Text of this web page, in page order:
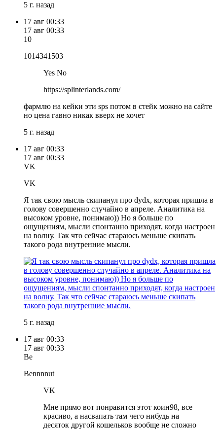
5 г. назад
17 авг 00:33
17 авг 00:33
10
1014341503
Yes No
https://splinterlands.com/
фармлю на кейки эти sps потом в стейк можно на сайте
но цена гавно никак вверх не хочет
5 г. назад
17 авг 00:33
17 авг 00:33
VK
VK
Я так свою мысль скипанул про dydx, которая пришла в
голову совершенно случайно в апреле. Аналитика на
высоком уровне, понимаю)) Но я больше по
ощущениям, мысли спонтанно приходят, когда настроен
на волну. Так что сейчас стараюсь меньше скипать
такого рода внутренние мысли.
5 г. назад
17 авг 00:33
17 авг 00:33
Be
Bennnnut
VK
Мне прямо вот понравится этот коин98, все
красиво, а насвапать там чего нибудь на
десяток другой кошельков вообще не сложно